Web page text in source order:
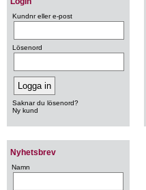
Kundnr eller e-post
Lösenord
Saknar du lösenord?
Ny kund
Nyhetsbrev
Namn